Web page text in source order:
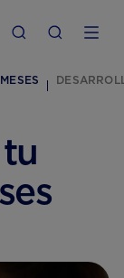
MESES